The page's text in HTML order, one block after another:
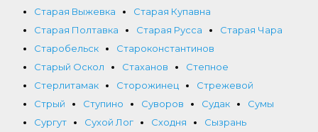
Старая Выжевка
Старая Купавна
Старая Полтавка
Старая Русса
Старая Чара
Старобельск
Староконстантинов
Старый Оскол
Стаханов
Степное
Стерлитамак
Сторожинец
Стрежевой
Стрый
Ступино Суворов Судак
Сумы
Сургут
Сухой Лог Сходня
Сызрань